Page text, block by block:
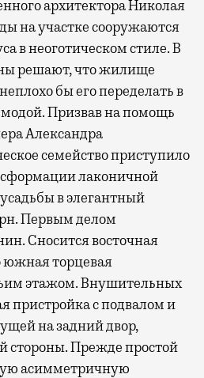
архитектора Николая
на участке сооружаются
в неоготическом стиле. В
решают, что жилище
бы его переделать в
модой. Призвав на помощь
Александра
семейство приступило
лаконичной
в элегантный
Первым делом
Сносится восточная
южная торцевая
этажом. Внушительных
пристройка с подвалом и
на задний двор,
стороны. Прежде простой
асимметричную